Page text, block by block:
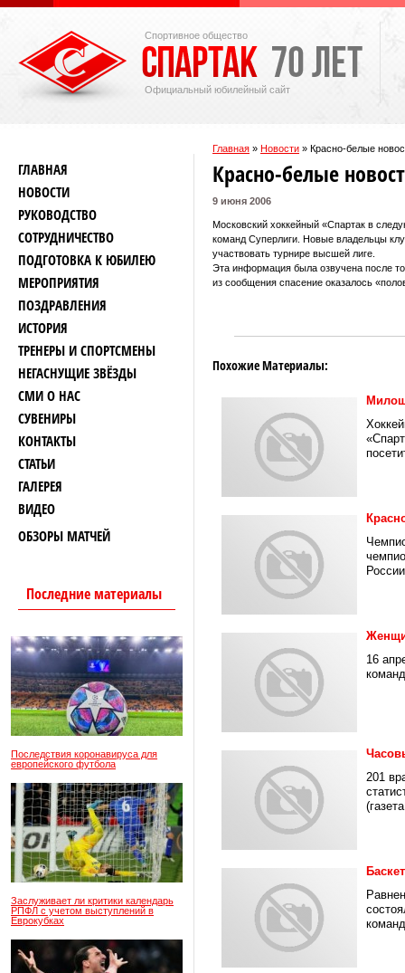
Спортивное общество
Официальный юбилейный сайт
Главная » Новости » Красно-белые
ГЛАВНАЯ
НОВОСТИ
РУКОВОДСТВО
СОТРУДНИЧЕСТВО
ПОДГОТОВКА К ЮБИЛЕЮ
МЕРОПРИЯТИЯ
ПОЗДРАВЛЕНИЯ
ИСТОРИЯ
ТРЕНЕРЫ И СПОРТСМЕНЫ
НЕГАСНУЩИЕ ЗВЁЗДЫ
СМИ О НАС
СУВЕНИРЫ
КОНТАКТЫ
СТАТЬИ
ГАЛЕРЕЯ
ВИДЕО
ОБЗОРЫ МАТЧЕЙ
Последние материалы
Последствия коронавируса для
европейского футбола
Заслуживает ли критики календарь
РПФЛ с учетом выступлений в
Еврокубках
Красно-белые
9 июня 2006
Московский хоккейный «Спартак в
команд Суперлиги. Новые владельцы
участвовать турнире высшей лиге.
Эта информация была озвучена после
из сообщения спасение оказалось
Похожие Материалы:
16
201